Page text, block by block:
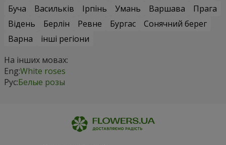
Буча
Васильків Ірпінь Умань Варшава
Прага
Відень
Берлін Ревне Бургас
Сонячний берег
Варна
інші регіони
На інших мовах:
Eng:White roses
Рус:Белые розы